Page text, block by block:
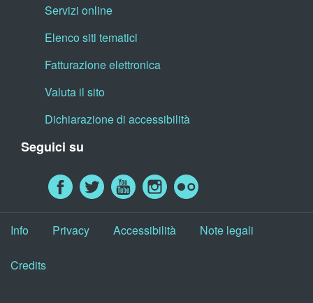
Servizi online
Elenco siti tematici
Fatturazione elettronica
Valuta il sito
Dichiarazione di accessibilità
Seguici su
Info Privacy Accessibilità Note legali
Credits